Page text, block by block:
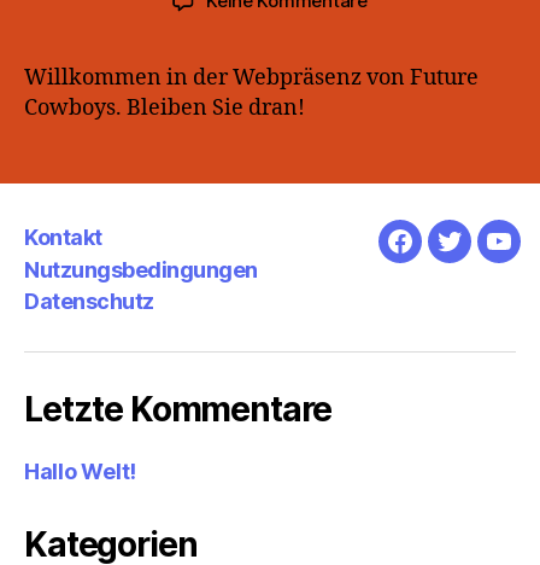
Willkommen in der Webpräsenz von Future
Cowboys. Bleiben Sie dran!
Kontakt
Nutzungsbedingungen
Datenschutz
Facebook
Twitter
Letzte Kommentare
Hallo Welt!
Kategorien